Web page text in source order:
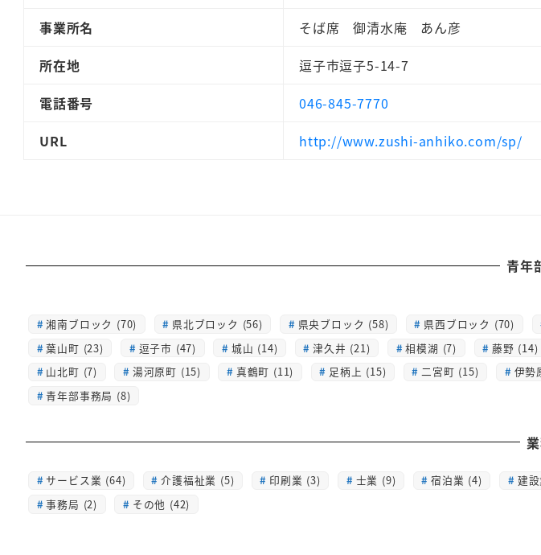
事業所名
そば席 御清水庵 あん彦
所在地
逗子市逗子5-14-7
電話番号
046-845-7770
URL
http://www.zushi-anhiko.com/sp/
青年
湘南ブロック (70) 県北ブロック (56) 県央ブロック (58) 県西ブロック (70)
葉山町 (23)
逗子市 (47) 城山 (14) 津久井 (21) 相模湖 (7) 藤野 (14)
山北町 (7)
湯河原町 (15) 真鶴町 (11) 足柄上 (15) 二宮町 (15) 伊勢
青年部事務局 (8)
サービス業 (64) 介護福祉業 (5) 印刷業 (3) 士業 (9) 宿泊業 (4) 建
事務局 (2)
その他 (42)